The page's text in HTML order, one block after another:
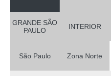
GRANDE SÃO
PAULO
INTERIOR
São Paulo Zona Norte